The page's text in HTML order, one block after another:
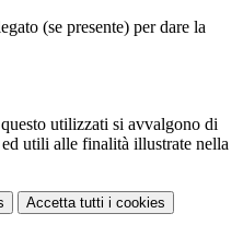
(se presente) per dare la
utilizzati si avvalgono di
utili alle finalità illustrate nella
Accetta tutti i cookies